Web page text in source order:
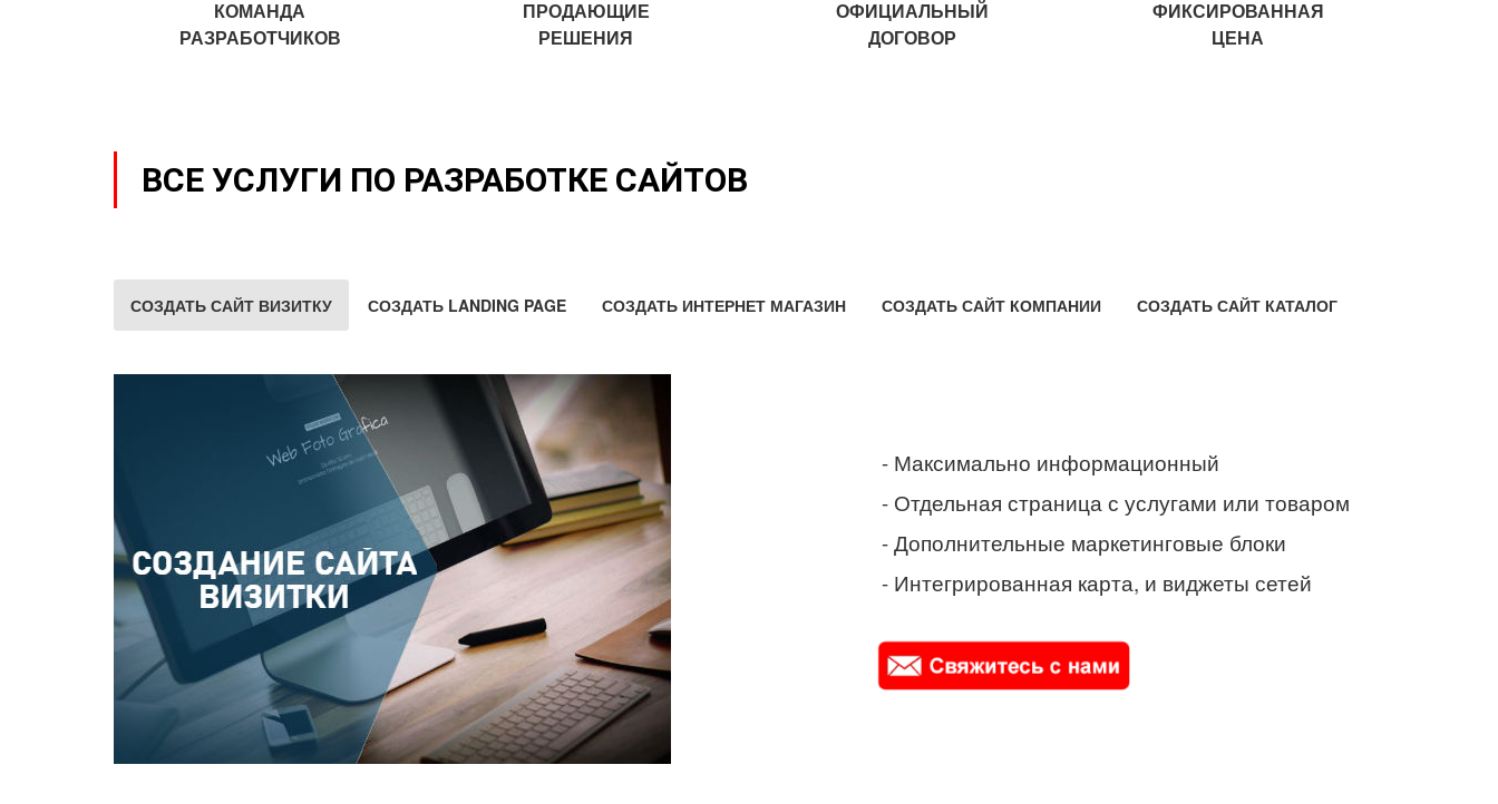
КОМАНДА
РАЗРАБОТЧИКОВ
ПРОДАЮЩИЕ
РЕШЕНИЯ
ОФИЦИАЛЬНЫЙ
ДОГОВОР
ФИКСИРОВАННАЯ
ЦЕНА
ВСЕ УСЛУГИ ПО РАЗРАБОТКЕ САЙТОВ
СОЗДАТЬ САЙТ ВИЗИТКУ СОЗДАТЬ LANDING PAGE СОЗДАТЬ ИНТЕРНЕТ МАГАЗИН СОЗДАТЬ САЙТ КОМПАНИИ СОЗДАТЬ САЙТ КАТАЛОГ
- Максимально информационный
- Отдельная страница с услугами или товаром
- Дополнительные маркетинговые блоки
- Интегрированная карта, и виджеты сетей